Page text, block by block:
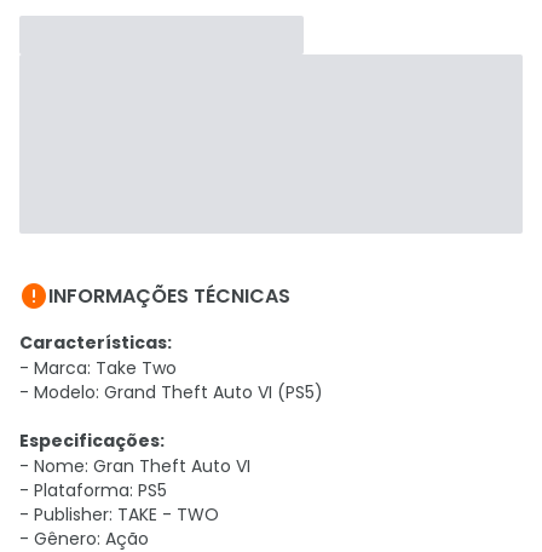
INFORMAÇÕES TÉCNICAS
Características:
- Marca: Take Two
- Modelo: Grand Theft Auto VI (PS5)
Especificações:
- Nome: Gran Theft Auto VI
- Plataforma: PS5
- Publisher: TAKE - TWO
- Gênero: Ação